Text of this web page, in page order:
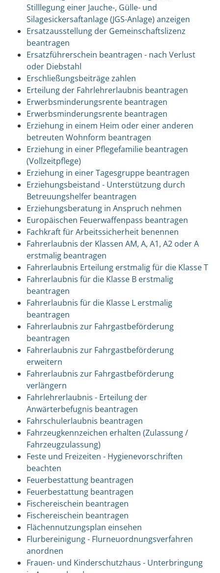
Stilllegung einer Jauche-, Gülle- und
Silagesickersaftanlage (JGS-Anlage) anzeigen
Ersatzausstellung der Gemeinschaftslizenz
beantragen
Ersatzführerschein beantragen - nach Verlust
oder Diebstahl
Erschließungsbeiträge zahlen
Erteilung der Fahrlehrerlaubnis beantragen
Erwerbsminderungsrente beantragen
Erwerbsminderungsrente beantragen
Erziehung in einem Heim oder einer anderen
betreuten Wohnform beantragen
Erziehung in einer Pflegefamilie beantragen
(Vollzeitpflege)
Erziehung in einer Tagesgruppe beantragen
Erziehungsbeistand - Unterstützung durch
Betreuungshelfer beantragen
Erziehungsberatung in Anspruch nehmen
Europäischen Feuerwaffenpass beantragen
Fachkraft für Arbeitssicherheit benennen
Fahrerlaubnis der Klassen AM, A, A1, A2 oder A
erstmalig beantragen
Fahrerlaubnis Erteilung erstmalig für die Klasse T
Fahrerlaubnis für die Klasse B erstmalig
beantragen
Fahrerlaubnis für die Klasse L erstmalig
beantragen
Fahrerlaubnis zur Fahrgastbeförderung
beantragen
Fahrerlaubnis zur Fahrgastbeförderung
erweitern
Fahrerlaubnis zur Fahrgastbeförderung
verlängern
Fahrlehrerlaubnis - Erteilung der
Anwärterbefugnis beantragen
Fahrschulerlaubnis beantragen
Fahrzeugkennzeichen erhalten (Zulassung /
Fahrzeugzulassung)
Feste und Freizeiten - Hygienevorschriften
beachten
Feuerbestattung beantragen
Feuerbestattung beantragen
Fischereischein beantragen
Fischereischein beantragen
Flächennutzungsplan einsehen
Flurbereinigung - Flurneuordnungsverfahren
anordnen
Frauen- und Kinderschutzhaus - Unterbringung